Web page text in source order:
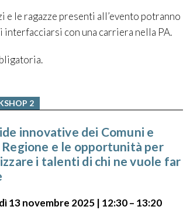
e le ragazze presenti all’evento potranno
con una carriera nella PA.
2
innovative dei Comuni e
e le opportunità per
i talenti di chi ne vuole far
13 novembre 2025 | 12:30 – 13:20